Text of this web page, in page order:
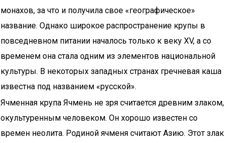
монахов, за что и получила свое «географическое»
название. Однако широкое распространение крупы в
повседневном питании началось только к веку XV, а со
временем она стала одним из элементов национальной
культуры. В некоторых западных странах гречневая каша
известна под названием «русской».
Ячменная крупа Ячмень не зря считается древним злаком,
окультуренным человеком. Он хорошо известен со
времен неолита. Родиной ячменя считают Азию. Этот злак